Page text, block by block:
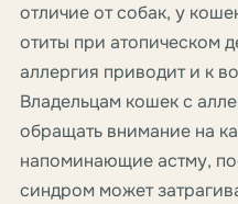
отличие от собак, у
отиты при атопическом
аллергия приводит и к
Владельцам кошек с
обращать внимание на
напоминающие астму,
синдром может